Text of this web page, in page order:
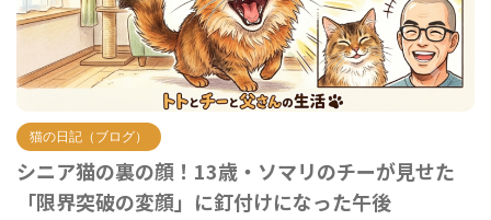
猫の日記（ブログ）
シニア猫の裏の顔！13歳・ソマリのチーが見せた
「限界突破の変顔」に釘付けになった午後